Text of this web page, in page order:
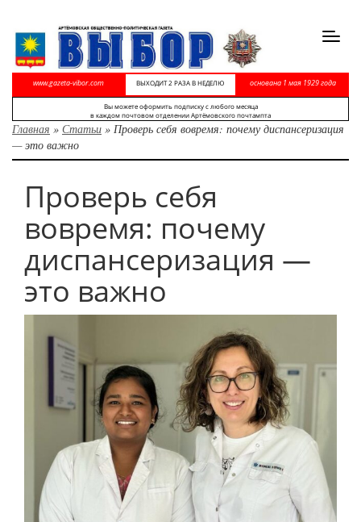
www.gazeta-vibor.com ВЫХОДИТ 2 РАЗА В НЕДЕЛЮ основана 1 мая 1929 года
Вы можете оформить подписку с любого месяца
в каждом почтовом отделении Артёмовского почтампта
Главная » Статьи » Проверь себя вовремя: почему диспансеризация
— это важно
Проверь себя
вовремя: почему
диспансеризация —
это важно